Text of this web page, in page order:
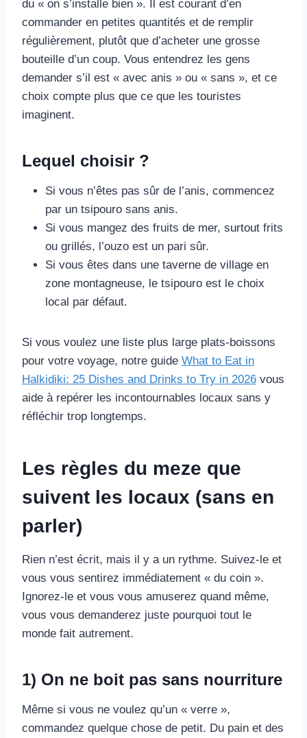
du « on s’installe bien ». Il est courant d’en
commander en petites quantités et de remplir
régulièrement, plutôt que d’acheter une grosse
bouteille d’un coup. Vous entendrez les gens
demander s’il est « avec anis » ou « sans », et ce
choix compte plus que ce que les touristes
imaginent.
Lequel choisir ?
Si vous n’êtes pas sûr de l’anis, commencez
par un tsipouro sans anis.
Si vous mangez des fruits de mer, surtout frits
ou grillés, l’ouzo est un pari sûr.
Si vous êtes dans une taverne de village en
zone montagneuse, le tsipouro est le choix
local par défaut.
Si vous voulez une liste plus large plats-boissons
pour votre voyage, notre guide What to Eat in
Halkidiki: 25 Dishes and Drinks to Try in 2026 vous
aide à repérer les incontournables locaux sans y
réfléchir trop longtemps.
Les règles du meze que
suivent les locaux (sans en
parler)
Rien n’est écrit, mais il y a un rythme. Suivez-le et
vous vous sentirez immédiatement « du coin ».
Ignorez-le et vous vous amuserez quand même,
vous vous demanderez juste pourquoi tout le
monde fait autrement.
1) On ne boit pas sans nourriture
Même si vous ne voulez qu’un « verre »,
commandez quelque chose de petit. Du pain et des